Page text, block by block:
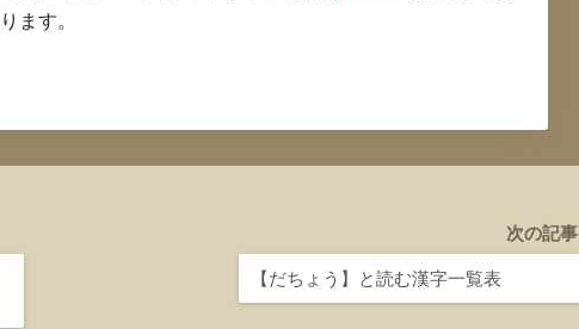
ります。
次の記事
【だちょう】と読む漢字一覧表